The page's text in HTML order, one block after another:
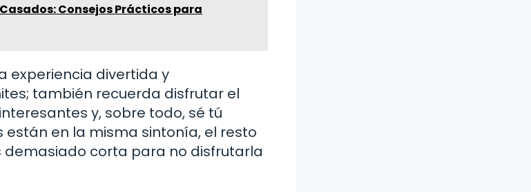
Consejos Prácticos para
experiencia divertida y
también recuerda disfrutar el
y, sobre todo, sé tú
están en la misma sintonía, el resto
demasiado corta para no disfrutarla